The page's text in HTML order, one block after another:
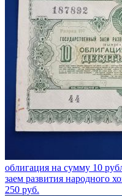
облигация на сумму 10
заем развития народного
250 руб.